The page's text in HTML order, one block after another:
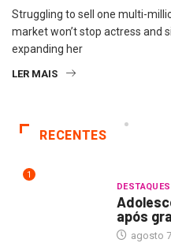
Struggling to sell one multi-
market won’t stop actress and
expanding her
LER MAIS
RECENTES
1
DESTAQUES
após
agosto